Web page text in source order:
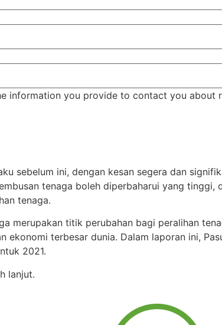
information you provide to contact you
sebelum ini, dengan kesan segera dan
tenaga boleh diperbaharui yang
tenaga.
merupakan titik perubahan bagi peralihan
ekonomi terbesar dunia. Dalam laporan ini,
2021.
lanjut.